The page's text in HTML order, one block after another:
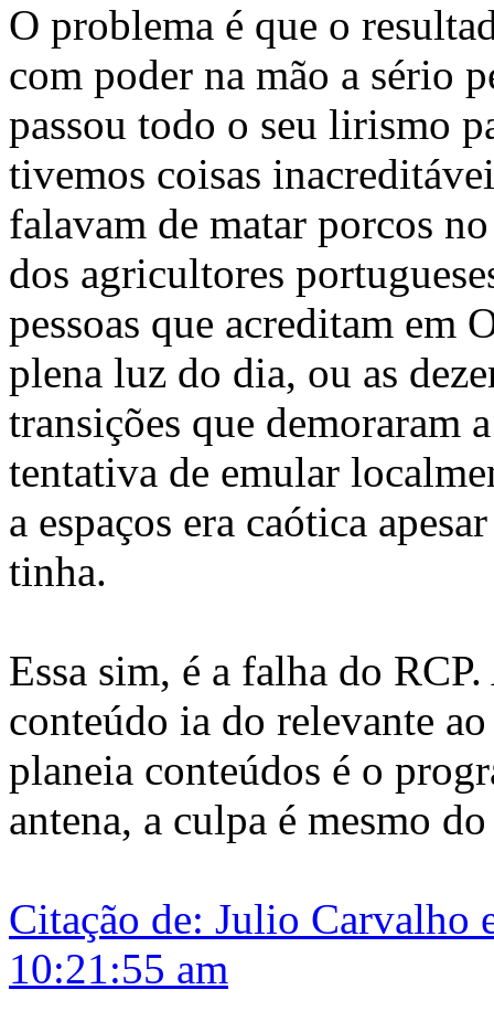
O problema é que o
com poder na mão a sério
passou todo o seu lirismo
tivemos coisas
falavam de matar porcos
dos agricultores
pessoas que acreditam em
plena luz do dia, ou as
transições que demoraram
tentativa de emular
a espaços era caótica
tinha.
Essa sim, é a falha do
conteúdo ia do relevante
planeia conteúdos é o
antena, a culpa é mesmo
Citação de: Julio Carvalho
10:21:55 am